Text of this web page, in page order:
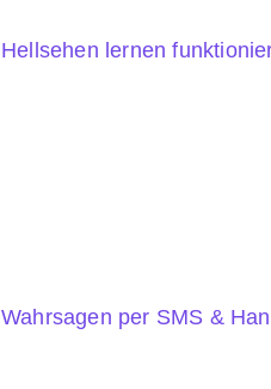
Hellsehen lernen
Wahrsagen per SMS &